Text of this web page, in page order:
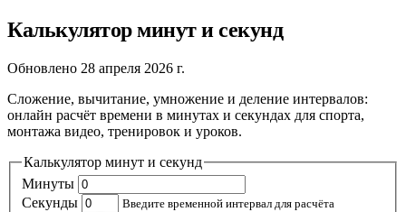
Калькулятор минут и секунд
Обновлено 28 апреля 2026 г.
Сложение, вычитание, умножение и деление интервалов:
онлайн расчёт времени в минутах и секундах для спорта,
монтажа видео, тренировок и уроков.
Калькулятор минут и секунд
Минуты
Секунды
Введите временной интервал для расчёта